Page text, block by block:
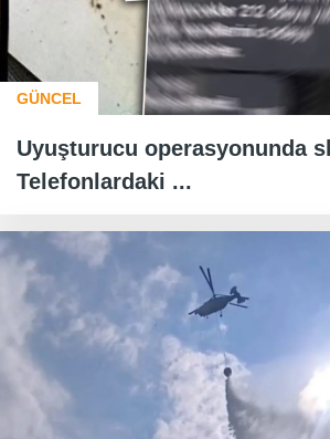
GÜNCEL
Uyuşturucu operasyonunda
Telefonlardaki ...